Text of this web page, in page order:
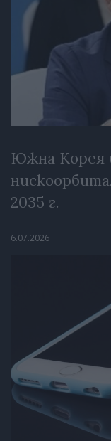
Южна Корея
2035 г.
6.07.2026